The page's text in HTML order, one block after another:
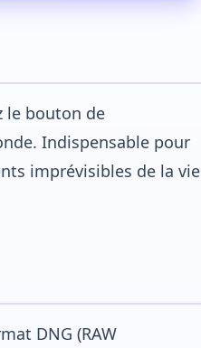
le bouton de
Indispensable pour
imprévisibles de la vie
DNG (RAW